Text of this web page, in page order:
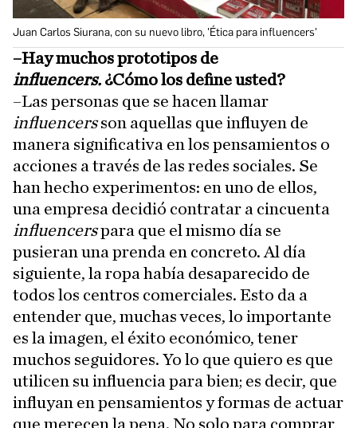
Juan Carlos Siurana, con su nuevo libro, 'Ética para influencers'
–Hay muchos prototipos de
influencers. ¿Cómo los define usted?
–Las personas que se hacen llamar
influencersson aquellas que influyen de
manera significativa en los pensamientos o
acciones a través de las redes sociales. Se
han hecho experimentos: en uno de ellos,
una empresa decidió contratar a cincuenta
influencerspara que el mismo día se
pusieran una prenda en concreto. Al día
siguiente, la ropa había desaparecido de
todos los centros comerciales. Esto da a
entender que, muchas veces, lo importante
es la imagen, el éxito económico, tener
muchos seguidores. Yo lo que quiero es que
utilicen su influencia para bien; es decir, que
influyan en pensamientos y formas de actuar
que merecen la pena. No solo para comprar